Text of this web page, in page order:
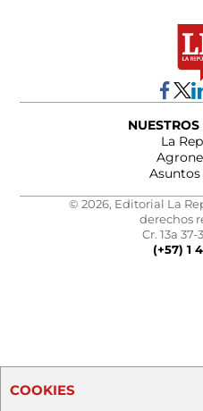
La
Asuntos
© 2026, Editorial La
derechos
Cr. 13a
(+57) 1
COOKIES